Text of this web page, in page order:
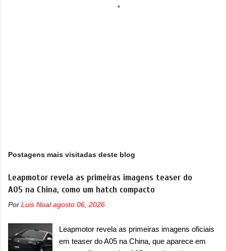
Postagens mais visitadas deste blog
Leapmotor revela as primeiras imagens teaser do
A05 na China, como um hatch compacto
Por Luis Noal agosto 06, 2026
Leapmotor revela as primeiras imagens oficiais
em teaser do A05 na China, que aparece em